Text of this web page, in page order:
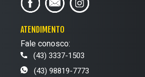
ATENDIMENTO
Fale conosco:
(43) 3337-1503
(43) 98819-7773